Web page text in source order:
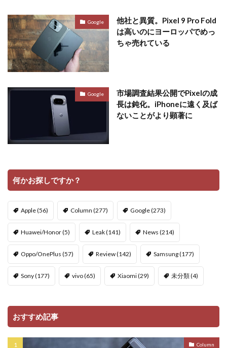
Google
他社と異質。Pixel 9 Pro Fold
は高いのにヨーロッパでめっ
ちゃ売れている
Google
市場調査結果公開でPixelの成
長は鈍化。iPhoneに遠く及ば
ないことがより顕著に
何かお探しですか？
Apple(56) Column (277) Google(273)
Huawei/Honor(5) Leak(141) News (214)
Oppo/OnePlus (57) Review(142) Samsung(177)
Sony(177) vivo(65) Xiaomi(29) 未分類(4)
おすすめ記事
Column